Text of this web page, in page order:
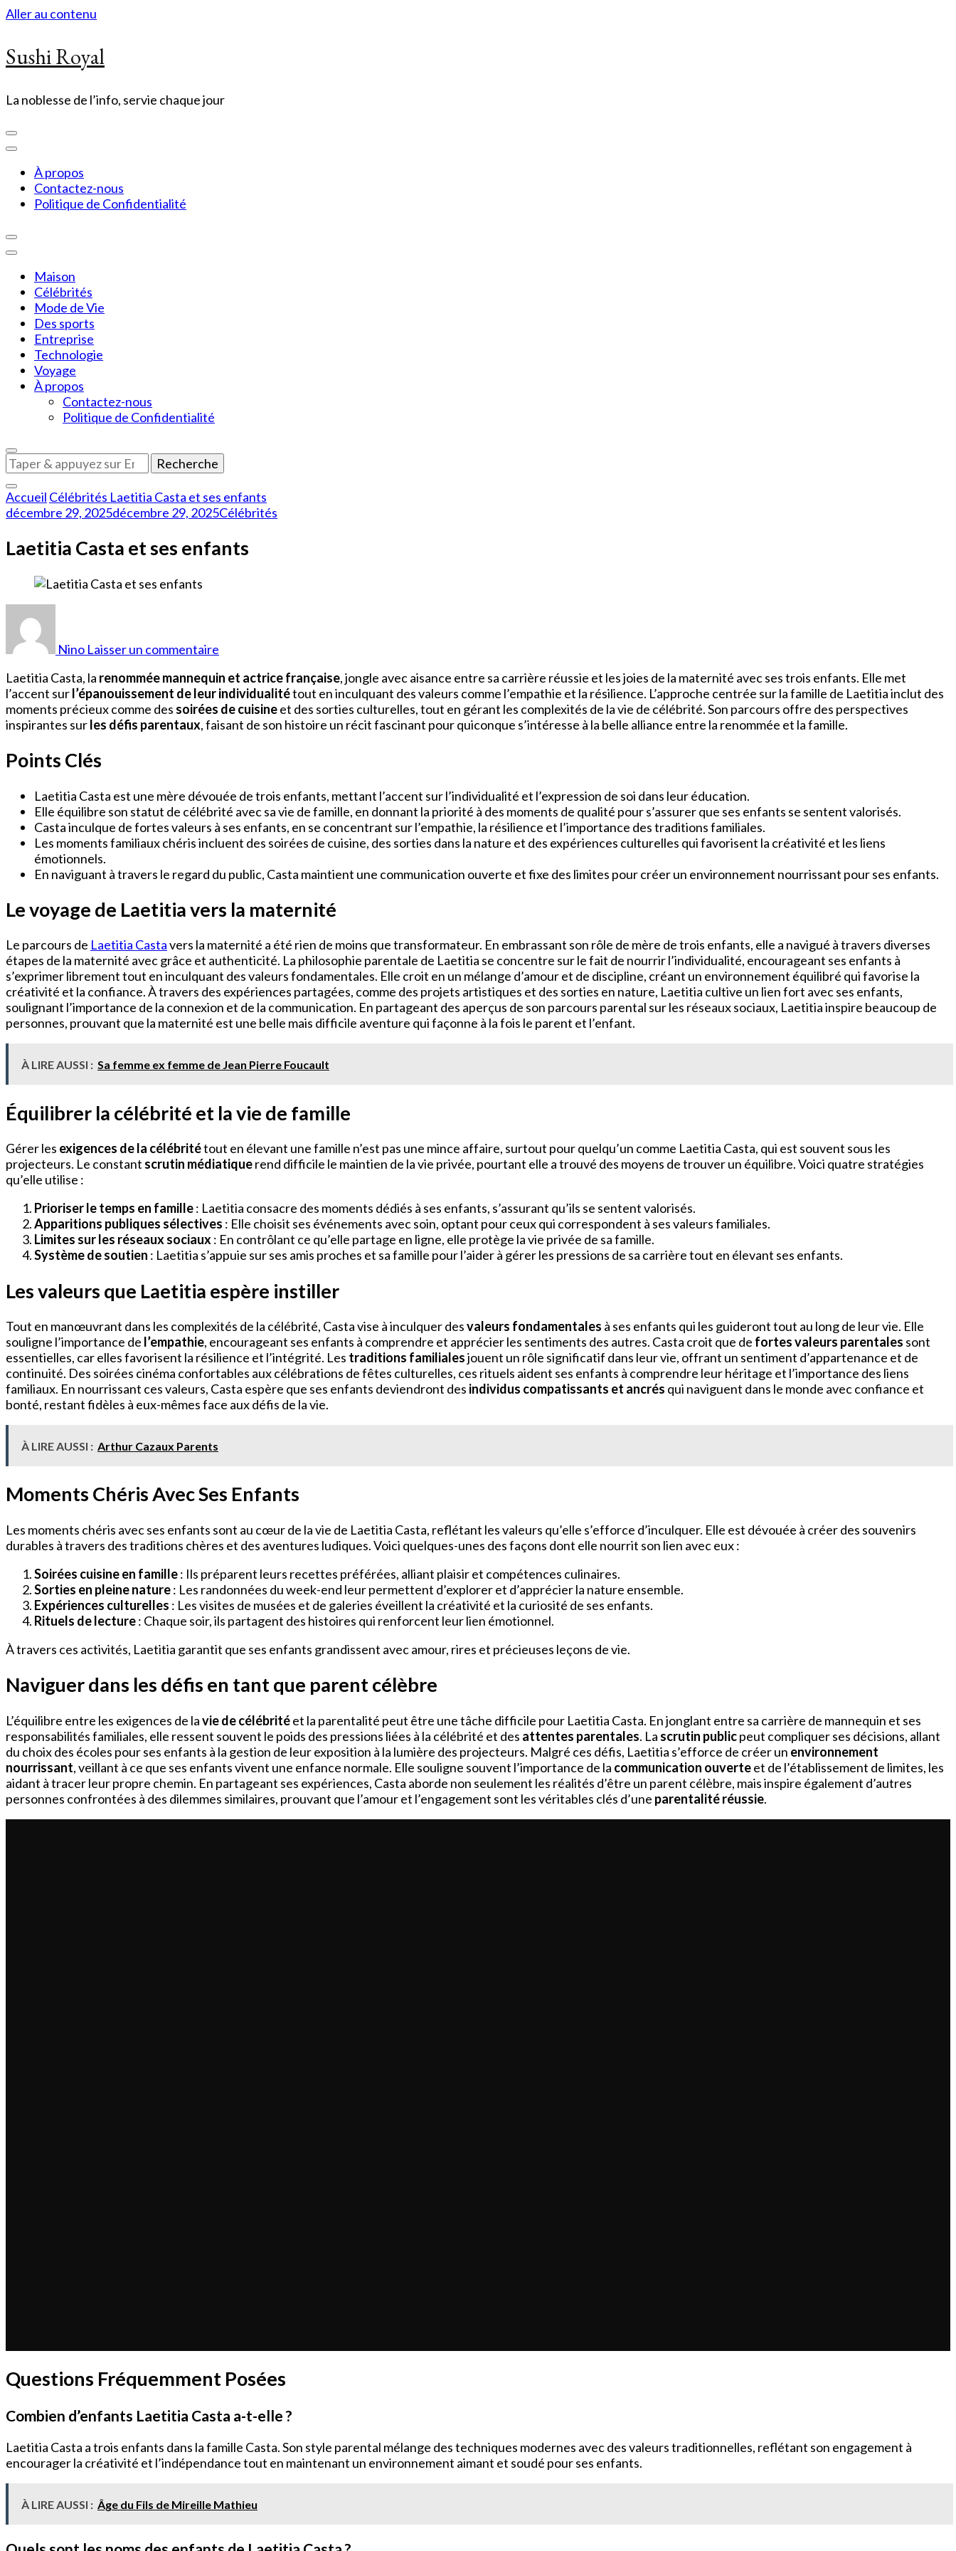
Aller au contenu
Sushi Royal
La noblesse de l’info, servie chaque jour
À propos
Contactez-nous
Politique de Confidentialité
Maison
Célébrités
Mode de Vie
Des sports
Entreprise
Technologie
Voyage
À propos
Contactez-nous
Politique de Confidentialité
Vous
recherchiez
quelque
chose
?
Accueil Célébrités Laetitia Casta et ses enfants
décembre 29, 2025décembre 29, 2025Célébrités
Laetitia Casta et ses enfants
Nino Laisser un commentaire
et
ses
enfants
Laetitia Casta, la renommée mannequin et actrice française, jongle avec aisance entre sa carrière réussie et les joies de la maternité avec ses trois enfants. Elle met
l’accent surl’épanouissement de leur individualitétout en inculquant des valeurs comme l’empathie et la résilience. L’approche centrée sur la famille de Laetitia inclut des
moments précieux comme des soirées de cuisineet des sorties culturelles, tout en gérant les complexités de la vie de célébrité. Son parcours offre des perspectives
inspirantes surles défis parentaux, faisant de son histoire un récit fascinant pour quiconque s’intéresse à la belle alliance entre la renommée et la famille.
Points Clés
Laetitia Casta est une mère dévouée de trois enfants, mettant l’accent sur l’individualité et l’expression de soi dans leur éducation.
Elle équilibre son statut de célébrité avec sa vie de famille, en donnant la priorité à des moments de qualité pour s’assurer que ses enfants se sentent valorisés.
Casta inculque de fortes valeurs à ses enfants, en se concentrant sur l’empathie, la résilience et l’importance des traditions familiales.
Les moments familiaux chéris incluent des soirées de cuisine, des sorties dans la nature et des expériences culturelles qui favorisent la créativité et les liens
émotionnels.
En naviguant à travers le regard du public, Casta maintient une communication ouverte et fixe des limites pour créer un environnement nourrissant pour ses enfants.
Le voyage de Laetitia vers la maternité
Le parcours de Laetitia Castavers la maternité a été rien de moins que transformateur. En embrassant son rôle de mère de trois enfants, elle a navigué à travers diverses
étapes de la maternité avec grâce et authenticité. La philosophie parentale de Laetitia se concentre sur le fait de nourrir l’individualité, encourageant ses enfants à
s’exprimer librement tout en inculquant des valeurs fondamentales. Elle croit en un mélange d’amour et de discipline, créant un environnement équilibré qui favorise la
créativité et la confiance. À travers des expériences partagées, comme des projets artistiques et des sorties en nature, Laetitia cultive un lien fort avec ses enfants,
soulignant l’importance de la connexion et de la communication. En partageant des aperçus de son parcours parental sur les réseaux sociaux, Laetitia inspire beaucoup de
personnes, prouvant que la maternité est une belle mais difficile aventure qui façonne à la fois le parent et l’enfant.
À LIRE AUSSI : Sa femme ex femme de Jean Pierre Foucault
Équilibrer la célébrité et la vie de famille
Gérer les exigences de la célébritétout en élevant une famille n’est pas une mince affaire, surtout pour quelqu’un comme Laetitia Casta, qui est souvent sous les
projecteurs. Le constant scrutin médiatiquerend difficile le maintien de la vie privée, pourtant elle a trouvé des moyens de trouver un équilibre. Voici quatre stratégies
qu’elle utilise :
Prioriser le temps en famille: Laetitia consacre des moments dédiés à ses enfants, s’assurant qu’ils se sentent valorisés.
Apparitions publiques sélectives : Elle choisit ses événements avec soin, optant pour ceux qui correspondent à ses valeurs familiales.
Limites sur les réseaux sociaux: En contrôlant ce qu’elle partage en ligne, elle protège la vie privée de sa famille.
Système de soutien : Laetitia s’appuie sur ses amis proches et sa famille pour l’aider à gérer les pressions de sa carrière tout en élevant ses enfants.
Les valeurs que Laetitia espère instiller
Tout en manœuvrant dans les complexités de la célébrité, Casta vise à inculquer desvaleurs fondamentales à ses enfants qui les guideront tout au long de leur vie. Elle
souligne l’importance de l’empathie, encourageant ses enfants à comprendre et apprécier les sentiments des autres. Casta croit que de fortes valeurs parentales sont
essentielles, car elles favorisent la résilience et l’intégrité. Les traditions familialesjouent un rôle significatif dans leur vie, offrant un sentiment d’appartenance et de
continuité. Des soirées cinéma confortables aux célébrations de fêtes culturelles, ces rituels aident ses enfants à comprendre leur héritage et l’importance des liens
familiaux. En nourrissant ces valeurs, Casta espère que ses enfants deviendront des individus compatissants et ancrés qui naviguent dans le monde avec confiance et
bonté, restant fidèles à eux-mêmes face aux défis de la vie.
À LIRE AUSSI : Arthur Cazaux Parents
Moments Chéris Avec Ses Enfants
Les moments chéris avec ses enfants sont au cœur de la vie de Laetitia Casta, reflétant les valeurs qu’elle s’efforce d’inculquer. Elle est dévouée à créer des souvenirs
durables à travers des traditions chères et des aventures ludiques. Voici quelques-unes des façons dont elle nourrit son lien avec eux :
Soirées cuisine en famille: Ils préparent leurs recettes préférées, alliant plaisir et compétences culinaires.
Sorties en pleine nature: Les randonnées du week-end leur permettent d’explorer et d’apprécier la nature ensemble.
Expériences culturelles : Les visites de musées et de galeries éveillent la créativité et la curiosité de ses enfants.
Rituels de lecture: Chaque soir, ils partagent des histoires qui renforcent leur lien émotionnel.
À travers ces activités, Laetitia garantit que ses enfants grandissent avec amour, rires et précieuses leçons de vie.
Naviguer dans les défis en tant que parent célèbre
L’équilibre entre les exigences de lavie de célébritéet la parentalité peut être une tâche difficile pour Laetitia Casta. En jonglant entre sa carrière de mannequin et ses
responsabilités familiales, elle ressent souvent le poids des pressions liées à la célébrité et des attentes parentales. La scrutin publicpeut compliquer ses décisions, allant
du choix des écoles pour ses enfants à la gestion de leur exposition à la lumière des projecteurs. Malgré ces défis, Laetitia s’efforce de créer un environnement
nourrissant, veillant à ce que ses enfants vivent une enfance normale. Elle souligne souvent l’importance de la communication ouverteet de l’établissement de limites, les
aidant à tracer leur propre chemin. En partageant ses expériences, Casta aborde non seulement les réalités d’être un parent célèbre, mais inspire également d’autres
personnes confrontées à des dilemmes similaires, prouvant que l’amour et l’engagement sont les véritables clés d’une parentalité réussie.
Questions Fréquemment Posées
Combien d’enfants Laetitia Casta a-t-elle ?
Laetitia Casta a trois enfants dans la famille Casta. Son style parental mélange des techniques modernes avec des valeurs traditionnelles, reflétant son engagement à
encourager la créativité et l’indépendance tout en maintenant un environnement aimant et soudé pour ses enfants.
À LIRE AUSSI : Âge du Fils de Mireille Mathieu